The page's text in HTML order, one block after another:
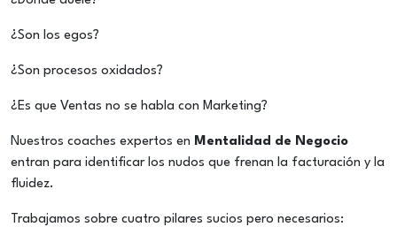
¿Son los egos?
¿Son procesos oxidados?
¿Es que Ventas no se habla con Marketing?
Nuestros coaches expertos en Mentalidad de Negocio
entran para identificar los nudos que frenan la facturación y la
fluidez.
Trabajamos sobre cuatro pilares sucios pero necesarios: